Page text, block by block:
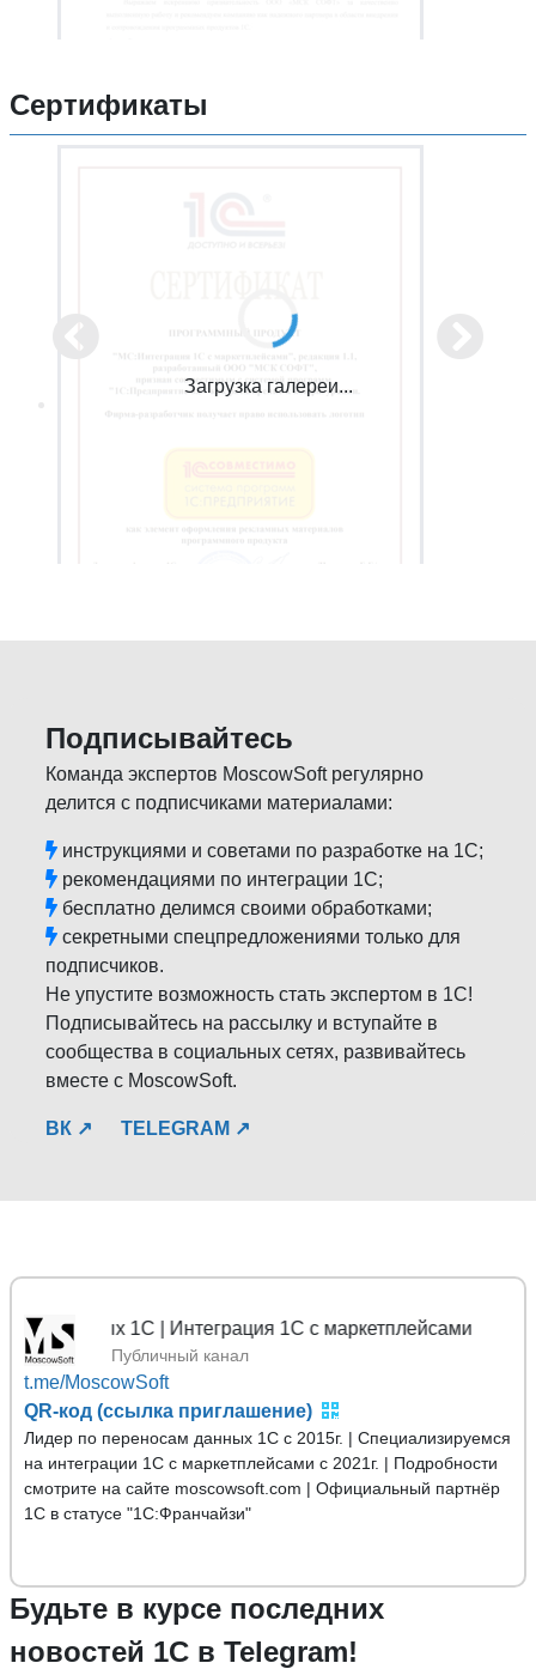
Сертификаты
Загрузка галереи...
Подписывайтесь
Команда экспертов MoscowSoft регулярно
делится с подписчиками материалами:
инструкциями и советами по разработке на 1С;
рекомендациями по интеграции 1С;
бесплатно делимся своими обработками;
секретными спецпредложениями только для
подписчиков.
Не упустите возможность стать экспертом в 1С!
Подписывайтесь на рассылку и вступайте в
сообщества в социальных сетях, развивайтесь
вместе с MoscowSoft.
ВК ↗ TELEGRAM ↗
1С | Интеграция 1С с маркетплейсами
Публичный канал
t.me/MoscowSoft
QR-код (ссылка приглашение)
Лидер по переносам данных 1С с 2015г. | Специализируемся
на интеграции 1С с маркетплейсами с 2021г. | Подробности
смотрите на сайте moscowsoft.com | Официальный партнёр
1С в статусе "1С:Франчайзи"
Будьте в курсе последних
новостей 1С в Telegram!